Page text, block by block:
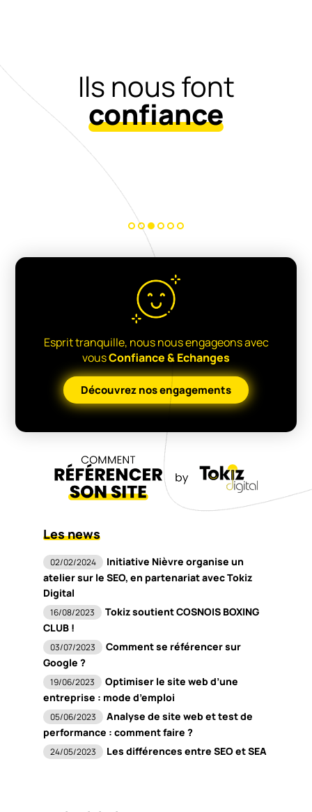
Ils nous font
confiance
Esprit tranquille, nous nous engageons avec
vousConfiance & Echanges
Découvrez nos engagements
Les news
02/02/2024
Initiative Nièvre organise un
atelier sur le SEO, en partenariat avec Tokiz
Digital
16/08/2023
Tokiz soutient COSNOIS BOXING
CLUB !
03/07/2023
Comment se référencer sur
Google ?
19/06/2023
Optimiser le site web d’une
entreprise : mode d’emploi
05/06/2023
Analyse de site web et test de
performance : comment faire ?
24/05/2023 Les différences entre SEO et SEA